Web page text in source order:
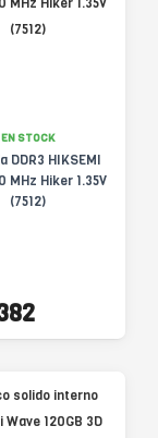
EN STOCK
DDR3 HIKSEMI
MHz Hiker 1.35V
(7512)